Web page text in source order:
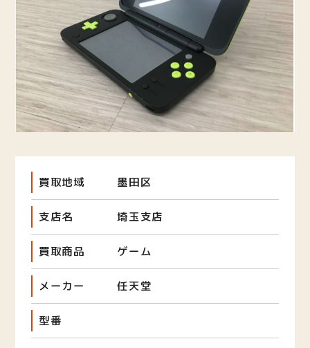
買取地域 墨田区
支店名 埼玉支店
買取商品 ゲーム
メーカー 任天堂
型番